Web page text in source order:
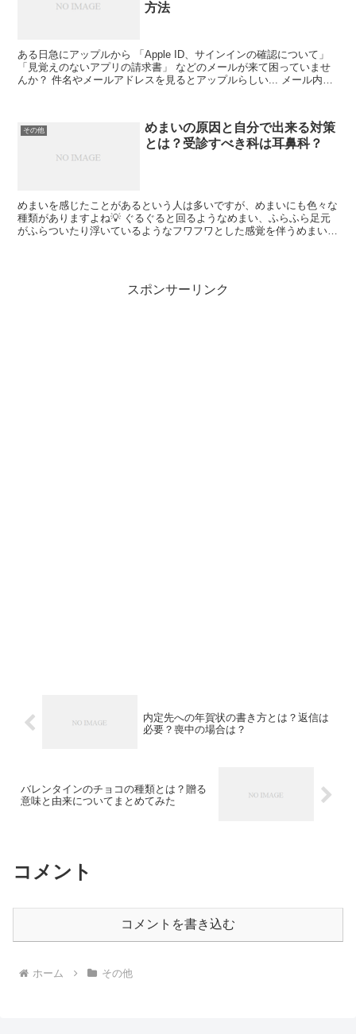
方法
ある日急にアップルから 「Apple ID、サインインの確認について」
「見覚えのないアプリの請求書」 などのメールが来て困っていませ
んか？ 件名やメールアドレスを見るとアップルらしい... メール内に
その他
めまいの原因と自分で出来る対策
とは？受診すべき科は耳鼻科？
めまいを感じたことがあるという人は多いですが、めまいにも色々な
種類がありますよね💡 ぐるぐると回るようなめまい、ふらふら足元
がふらついたり浮いているようなフワフワとした感覚を伴うめまい...
スポンサーリンク
内定先への年賀状の書き方とは？返信は
必要？喪中の場合は？
バレンタインのチョコの種類とは？贈る
意味と由来についてまとめてみた
コメント
コメントを書き込む
ホーム その他